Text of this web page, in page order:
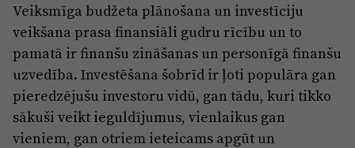
Veiksmīga budžeta plānošana un investīciju
veikšana prasa finansiāli gudru rīcību un to
pamatā ir finanšu zināšanas un personīgā finanšu
uzvedība. Investēšana šobrīd ir ļoti populāra gan
pieredzējušu investoru vidū, gan tādu, kuri tikko
sākuši veikt ieguldījumus, vienlaikus gan
vieniem, gan otriem ieteicams apgūt un